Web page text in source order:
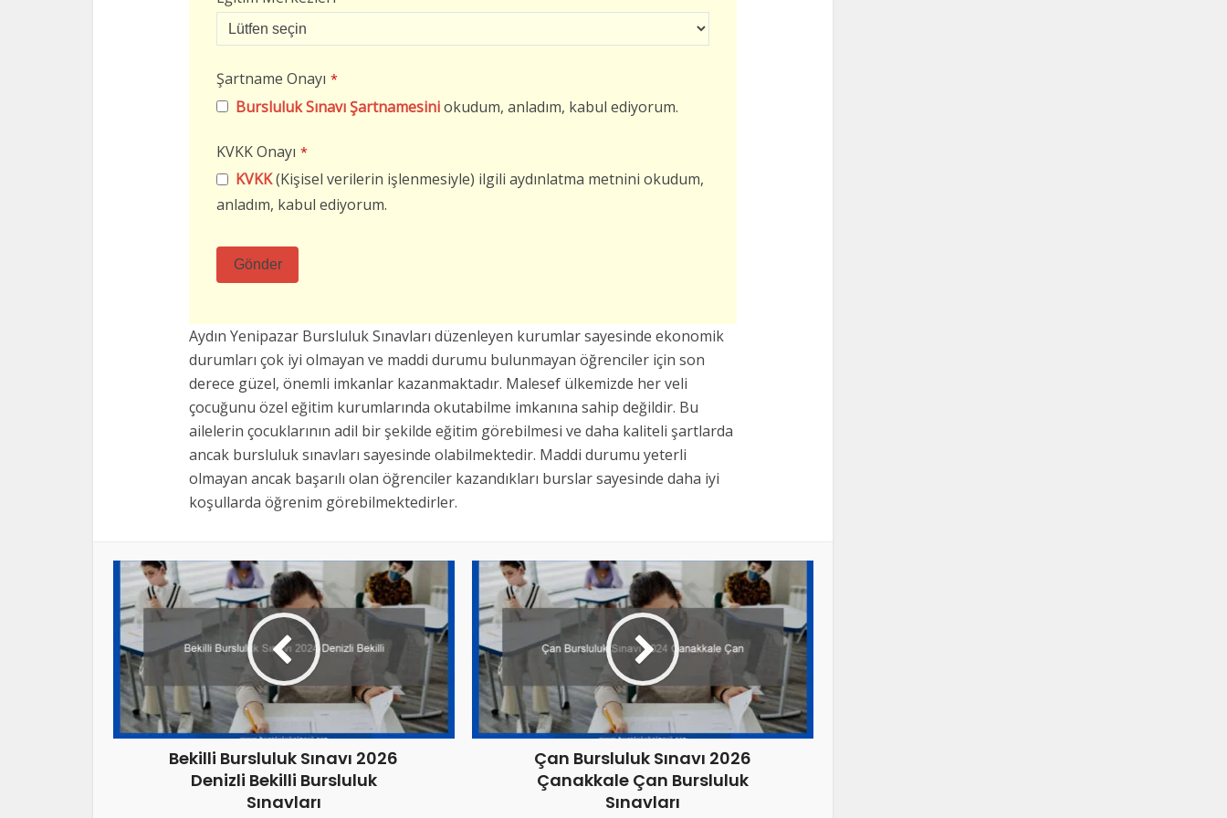
Şartname Onayı *
Bursluluk Sınavı Şartnamesiniokudum, anladım, kabul ediyorum.
KVKK Onayı *
KVKK(Kişisel verilerin işlenmesiyle) ilgili aydınlatma metnini okudum,
anladım, kabul ediyorum.
Gönder
alan
boş
bırakılmalıdır
Aydın Yenipazar Bursluluk Sınavları düzenleyen kurumlar sayesinde ekonomik
durumları çok iyi olmayan ve maddi durumu bulunmayan öğrenciler için son
derece güzel, önemli imkanlar kazanmaktadır. Malesef ülkemizde her veli
çocuğunu özel eğitim kurumlarında okutabilme imkanına sahip değildir. Bu
ailelerin çocuklarının adil bir şekilde eğitim görebilmesi ve daha kaliteli şartlarda
ancak bursluluk sınavları sayesinde olabilmektedir. Maddi durumu yeterli
olmayan ancak başarılı olan öğrenciler kazandıkları burslar sayesinde daha iyi
koşullarda öğrenim görebilmektedirler.
Bekilli Bursluluk Sınavı 2026
Denizli Bekilli Bursluluk
Sınavları
Çan Bursluluk Sınavı 2026
Çanakkale Çan Bursluluk
Sınavları